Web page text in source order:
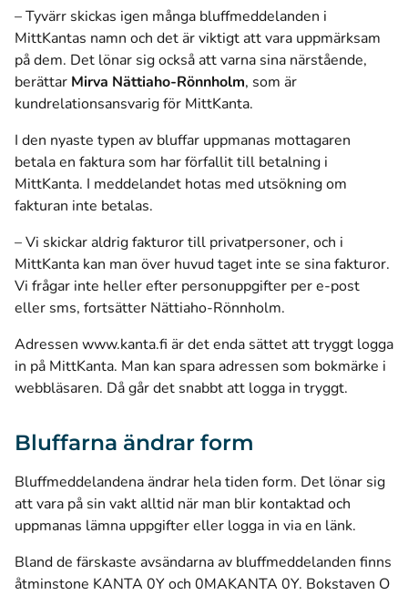
– Tyvärr skickas igen många bluffmeddelanden i
MittKantas namn och det är viktigt att vara uppmärksam
på dem. Det lönar sig också att varna sina närstående,
berättar Mirva Nättiaho-Rönnholm, som är
kundrelationsansvarig för MittKanta.
I den nyaste typen av bluffar uppmanas mottagaren
betala en faktura som har förfallit till betalning i
MittKanta. I meddelandet hotas med utsökning om
fakturan inte betalas.
– Vi skickar aldrig fakturor till privatpersoner, och i
MittKanta kan man över huvud taget inte se sina fakturor.
Vi frågar inte heller efter personuppgifter per e-post
eller sms, fortsätter Nättiaho-Rönnholm.
Adressen www.kanta.fi är det enda sättet att tryggt logga
in på MittKanta. Man kan spara adressen som bokmärke i
webbläsaren. Då går det snabbt att logga in tryggt.
Bluffarna ändrar form
Bluffmeddelandena ändrar hela tiden form. Det lönar sig
att vara på sin vakt alltid när man blir kontaktad och
uppmanas lämna uppgifter eller logga in via en länk.
Bland de färskaste avsändarna av bluffmeddelanden finns
åtminstone KANTA 0Y och 0MAKANTA 0Y. Bokstaven O